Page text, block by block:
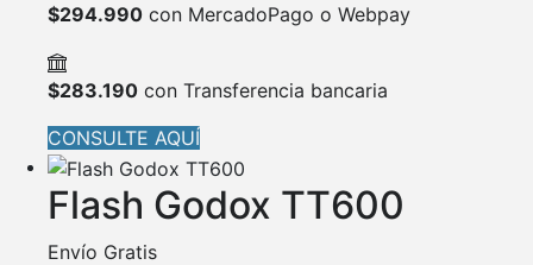
$294.990 con MercadoPago o Webpay
$283.190 con Transferencia bancaria
CONSULTE AQUÍ
Flash Godox TT600
Envío Gratis